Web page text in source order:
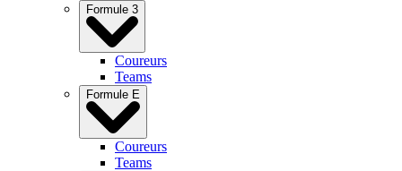
Formule 3
Coureurs
Teams
Formule E
Coureurs
Teams